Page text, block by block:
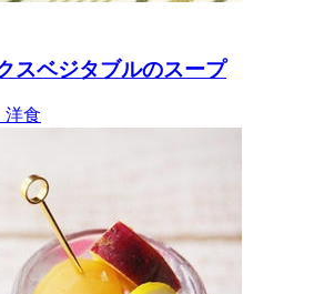
スベジタブルのスープ
洋食